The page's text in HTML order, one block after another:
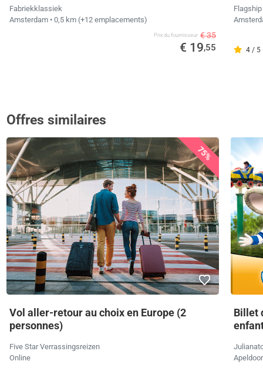
Fabriekklassiek
Amsterdam • 0,5 km (+12 emplacements)
Prix ​​du fournisseur € 35
€ 19,55 4 / 5
Offres similaires
75%
Vol aller-retour au choix en Europe (2
personnes)
Five Star Verrassingsreizen
Online
Billet